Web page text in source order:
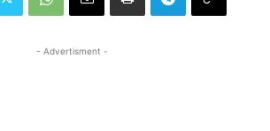
- Advertisment -